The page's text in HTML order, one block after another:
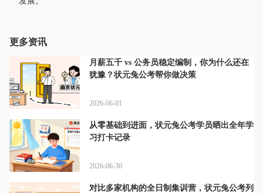
更多资讯
月薪五千 vs 公务员稳定编制，你为什么还在
犹豫？状元兔公考帮你做决策
2026-06-01
从零基础到进面，状元兔公考学员晒出全年学
习打卡记录
2026-06-30
对比多家机构的全日制集训营，状元兔公考列